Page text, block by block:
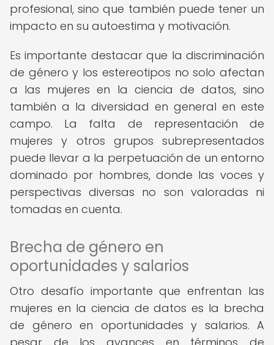
profesional, sino que también puede tener un
impacto en su autoestima y motivación.
Es importante destacar que la discriminación
de género y los estereotipos no solo afectan
a las mujeres en la ciencia de datos, sino
también a la diversidad en general en este
campo. La falta de representación de
mujeres y otros grupos subrepresentados
puede llevar a la perpetuación de un entorno
dominado por hombres, donde las voces y
perspectivas diversas no son valoradas ni
tomadas en cuenta.
Brecha de género en
oportunidades y salarios
Otro desafío importante que enfrentan las
mujeres en la ciencia de datos es la brecha
de género en oportunidades y salarios. A